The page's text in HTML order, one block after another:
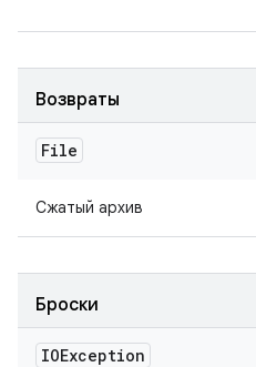
Возвраты
File
Сжатый архив
Броски
IOException